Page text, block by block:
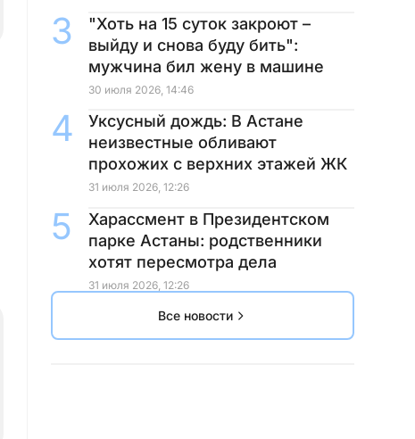
"Хоть на 15 суток закроют –
выйду и снова буду бить":
мужчина бил жену в машине
30 июля 2026, 14:46
Уксусный дождь: В Астане
неизвестные обливают
прохожих с верхних этажей ЖК
31 июля 2026, 12:26
Харассмент в Президентском
парке Астаны: родственники
хотят пересмотра дела
31 июля 2026, 12:26
Все новости